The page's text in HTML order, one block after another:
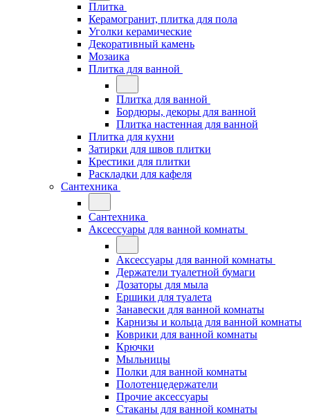
Плитка
Керамогранит, плитка для пола
Уголки керамические
Декоративный камень
Мозаика
Плитка для ванной
Плитка для ванной
Бордюры, декоры для ванной
Плитка настенная для ванной
Плитка для кухни
Затирки для швов плитки
Крестики для плитки
Раскладки для кафеля
Сантехника
Сантехника
Аксессуары для ванной комнаты
Аксессуары для ванной комнаты
Держатели туалетной бумаги
Дозаторы для мыла
Ершики для туалета
Занавески для ванной комнаты
Карнизы и кольца для ванной комнаты
Коврики для ванной комнаты
Крючки
Мыльницы
Полки для ванной комнаты
Полотенцедержатели
Прочие аксессуары
Стаканы для ванной комнаты